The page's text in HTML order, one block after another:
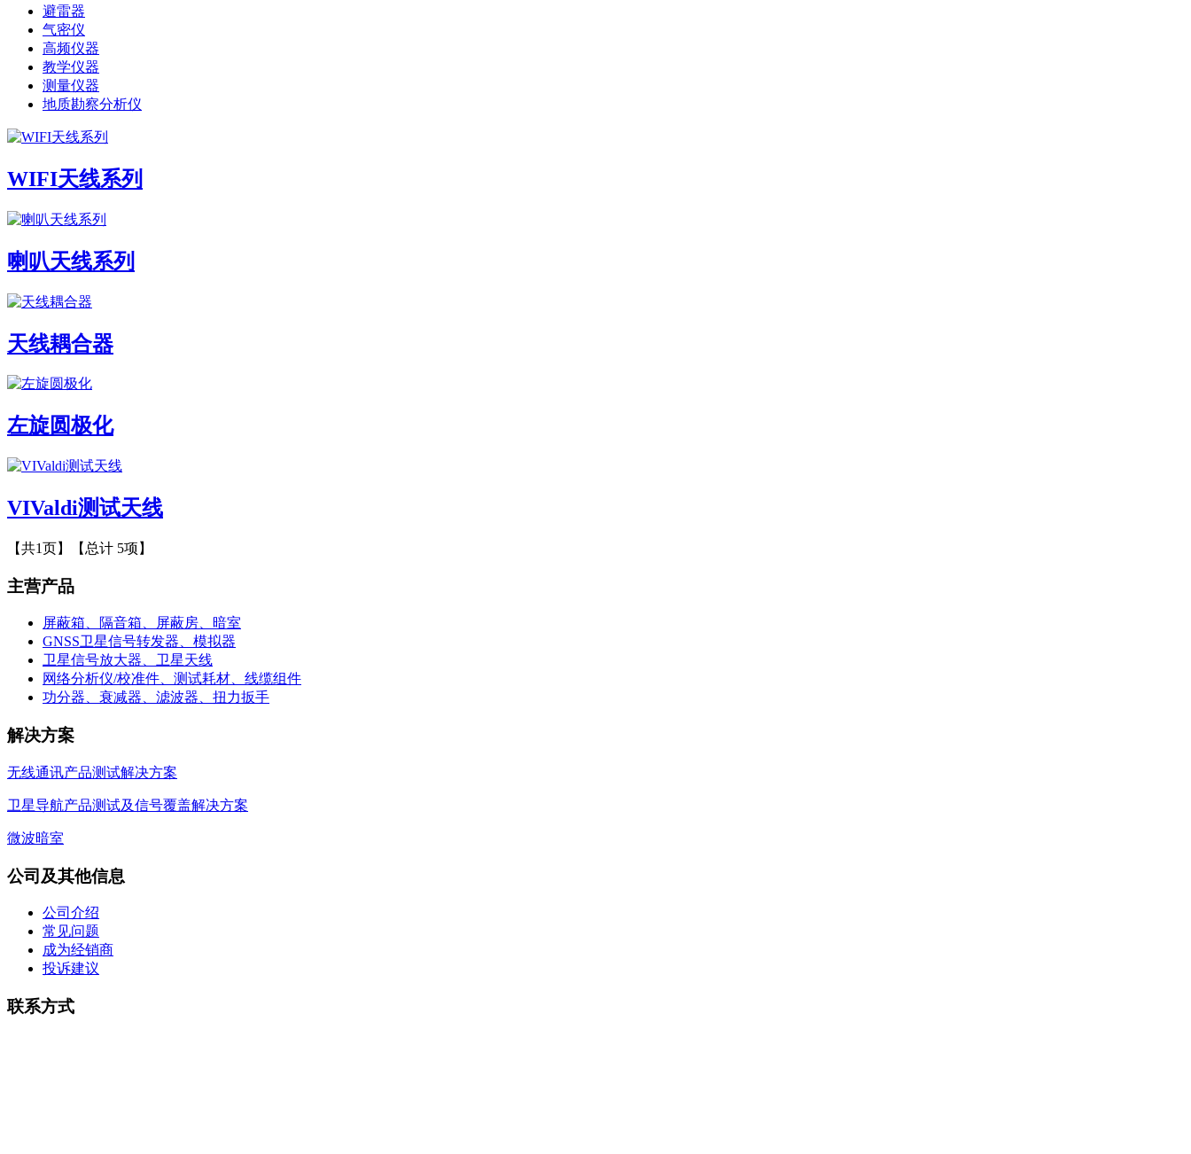
避雷器
气密仪
高频仪器
教学仪器
测量仪器
地质勘察分析仪
WIFI天线系列
喇叭天线系列
天线耦合器
左旋圆极化
VIValdi测试天线
【共1页】【总计 5项】
主营产品
屏蔽箱、隔音箱、屏蔽房、暗室
GNSS卫星信号转发器、模拟器
卫星信号放大器、卫星天线
网络分析仪/校准件、测试耗材、线缆组件
功分器、衰减器、滤波器、扭力扳手
解决方案
无线通讯产品测试解决方案
卫星导航产品测试及信号覆盖解决方案
微波暗室
公司及其他信息
公司介绍
常见问题
成为经销商
投诉建议
联系方式